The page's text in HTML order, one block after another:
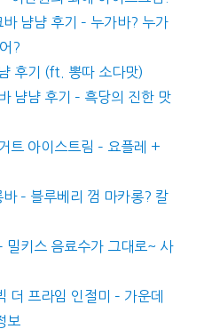
냠냠 후기 – 누가바? 누가
?
후기 (ft. 뽕따 소다맛)
냠냠 후기 – 흑당의 진한 맛
트 아이스트림 – 요플레 +
– 블루베리 껌 마카롱? 칼
밀키스 음료수가 그대로~ 사
더 프라임 인절미 – 가운데
보